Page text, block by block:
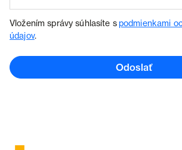
Vložením správy súhlasíte spodmienkami
údajov.
Odoslať